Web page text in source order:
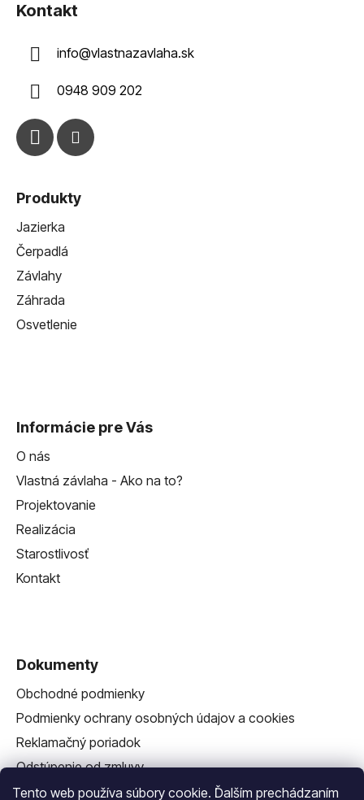
Tento web používa súbory cookie. Ďalším prechádzaním
Kontakt
info@vlastnazavlaha.sk
0948 909 202
Produkty
Jazierka
Čerpadlá
Závlahy
Záhrada
Osvetlenie
Informácie pre Vás
O nás
Vlastná závlaha - Ako na to?
Projektovanie
Realizácia
Starostlivosť
Kontakt
Dokumenty
Obchodné podmienky
Podmienky ochrany osobných údajov a cookies
Reklamačný poriadok
Odstúpenie od zmluvy
Reklamačný formulár